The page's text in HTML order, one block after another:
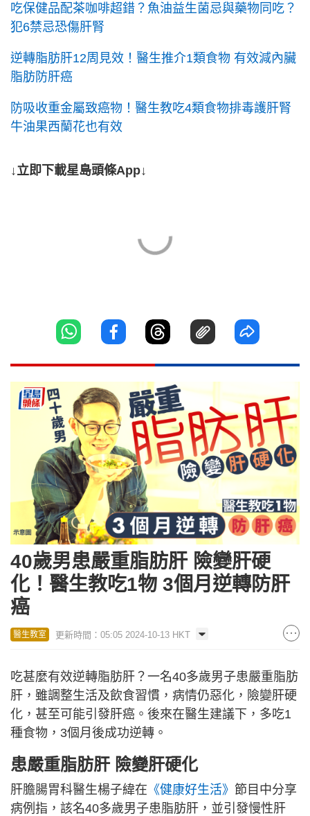
吃保健品配茶咖啡超錯？魚油益生菌忌與藥物同吃？
犯6禁忌恐傷肝腎
逆轉脂肪肝12周見效！醫生推介1類食物 有效減內臟
脂肪防肝癌
防吸收重金屬致癌物！醫生教吃4類食物排毒護肝腎
牛油果西蘭花也有效
↓立即下載星島頭條App↓
40歲男患嚴重脂肪肝 險變肝硬
化！醫生教吃1物 3個月逆轉防肝
癌
醫生教室 更新時間：05:05 2024-10-13 HKT
吃甚麼有效逆轉脂肪肝？一名40多歲男子患嚴重脂肪
肝，雖調整生活及飲食習慣，病情仍惡化，險變肝硬
化，甚至可能引發肝癌。後來在醫生建議下，多吃1
種食物，3個月後成功逆轉。
患嚴重脂肪肝 險變肝硬化
肝膽腸胃科醫生楊子緯在 《健康好生活》 節目中分享
病例指，該名40多歲男子患脂肪肝，並引發慢性肝